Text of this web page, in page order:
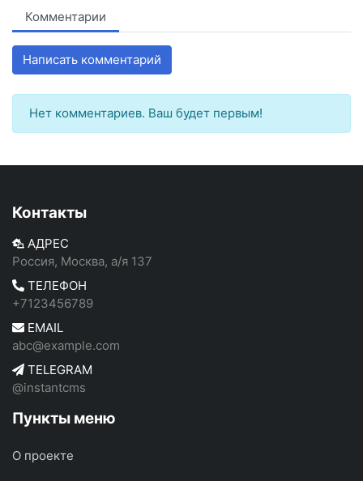
Комментарии
Написать комментарий
Нет комментариев. Ваш будет первым!
Контакты
АДРЕС
Россия, Москва, а/я 137
ТЕЛЕФОН
+7123456789
EMAIL
abc@example.com
TELEGRAM
@instantcms
Пункты меню
О проекте